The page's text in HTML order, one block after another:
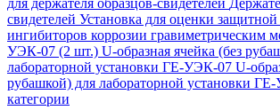
для держателя образцов-свидетелей
свидетелей Установка для оценки защитной
ингибиторов коррозии гравиметрическим
УЭК-07 (2 шт.) U-образная ячейка (без
лабораторной установки ГЕ-УЭК-07 U-
рубашкой) для лабораторной установки
категории